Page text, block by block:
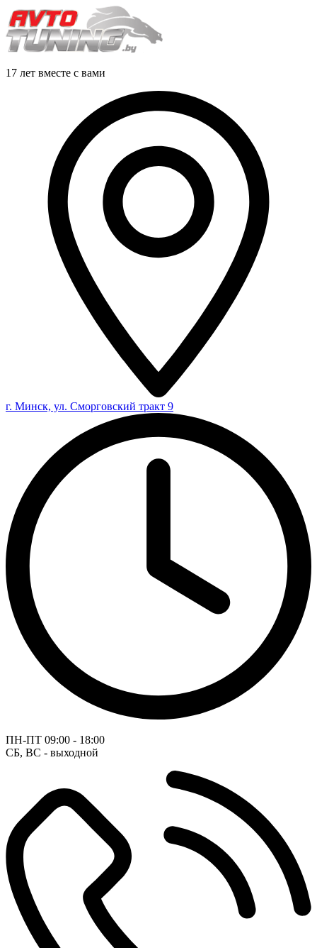
17 лет вместе с вами
г. Минск, ул. Сморговский тракт 9
ПН-ПТ 09:00 - 18:00
СБ, ВС - выходной